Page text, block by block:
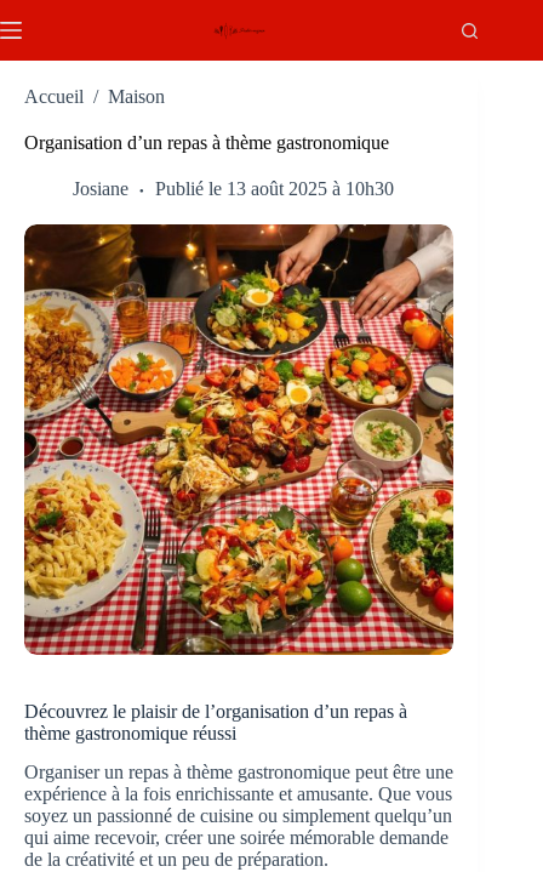
au
Accueil / Maison
Organisation d’un repas à thème gastronomique
Josiane Publié le 13 août 2025 à 10h30
Découvrez le plaisir de l’organisation d’un repas à
thème gastronomique réussi
Organiser un repas à thème gastronomique peut être une
expérience à la fois enrichissante et amusante. Que vous
soyez un passionné de cuisine ou simplement quelqu’un
qui aime recevoir, créer une soirée mémorable demande
de la créativité et un peu de préparation.